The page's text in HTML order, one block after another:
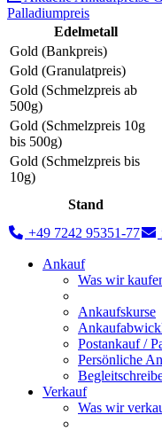
Palladiumpreis
Edelmetall
Gold (Bankpreis)
Gold (Granulatpreis)
Gold (Schmelzpreis ab
500g)
Gold (Schmelzpreis 10g
bis 500g)
Gold (Schmelzpreis bis
10g)
Stand
+49 7242 95351-77
Ankauf
Was wir
Ankaufskurse
Postankauf /
Persönliche
Verkauf
Was wir